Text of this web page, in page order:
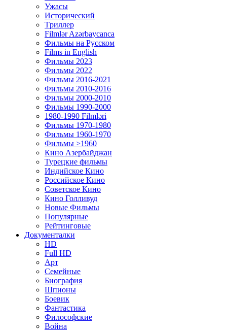
Ужасы
Исторический
Tриллер
Filmlər Azərbaycanca
Фильмы на Русском
Films in English
Фильмы 2023
Фильмы 2022
Фильмы 2016-2021
Фильмы 2010-2016
Фильмы 2000-2010
Фильмы 1990-2000
1980-1990 Filmləri
Фильмы 1970-1980
Фильмы 1960-1970
Фильмы >1960
Кино Азербайджан
Турецкие фильмы
Индийское Кино
Российское Кино
Советское Кино
Кино Голливуд
Новые Фильмы
Популярные
Рейтинговые
Документалки
HD
Full HD
Арт
Семейные
Биография
Шпионы
Боевик
Фантастика
Философские
Война